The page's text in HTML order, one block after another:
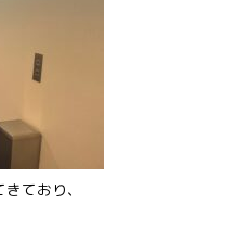
ており、